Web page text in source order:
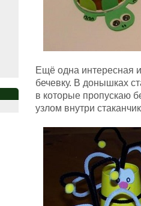
Ещё одна интересная
бечевку. В донышках
в которые пропускаю
узлом внутри